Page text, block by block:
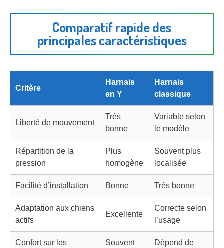
Comparatif rapide des
principales caractéristiques
Critère
Harnais
en Y
Harnais
classique
Liberté de mouvement
Très
bonne
Variable selon
le modèle
Répartition de la
pression
Plus
homogène
Souvent plus
localisée
Facilité d’installation Bonne Très bonne
Adaptation aux chiens
actifs
Excellente
Correcte selon
l’usage
Confort sur les
Souvent
Dépend de